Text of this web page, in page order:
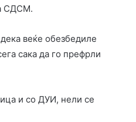
СДСМ.
веќе обезбедиле
сака да го префрли
и со ДУИ, нели се